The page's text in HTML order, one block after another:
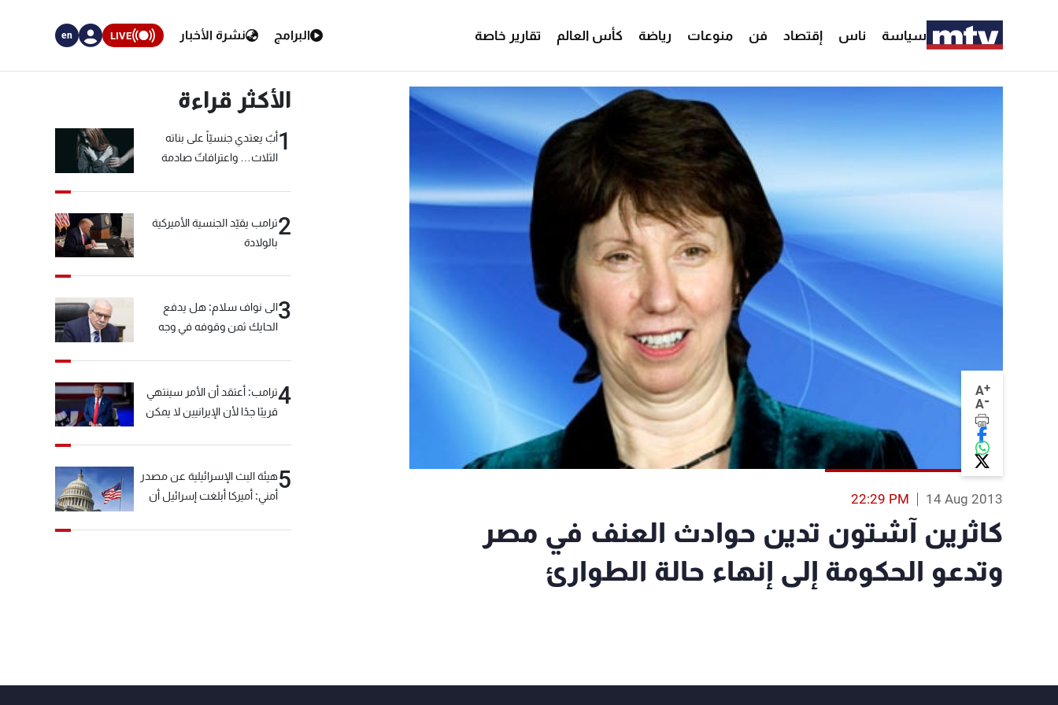
سياسة ناس إقتصاد فن منوعات رياضة كأس العالم تقارير خاصة البرامج نشرة الأخبار LIVE
en
A+
A-
14 Aug 2013
22:29 PM
كاثرين آشتون تدين حوادث العنف في مصر
وتدعو الحكومة إلى إنهاء حالة الطوارئ
الأكثر قراءة
1أبٌ يعتدي جنسيّاً على بناته
الثلاث… واعترافاتٌ صادمة
2ترامب يقيّد الجنسية الأميركية
بالولادة
3الى نواف سلام: هل يدفع
الحايك ثمن وقوفه في وجه
4ترامب: أعتقد أن الأمر سينتهي
قريبًا جدًا لأن الإيرانيين لا يمكن
5هيئة البث الإسرائيلية عن مصدر
أمني: أميركا أبلغت إسرائيل أن